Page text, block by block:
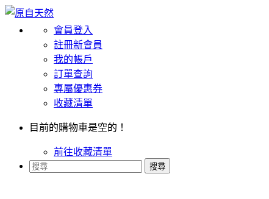
會員登入
註冊新會員
我的帳戶
訂單查詢
專屬優惠券
收藏清單
目前的購物車是空的！
前往收藏清單
搜尋